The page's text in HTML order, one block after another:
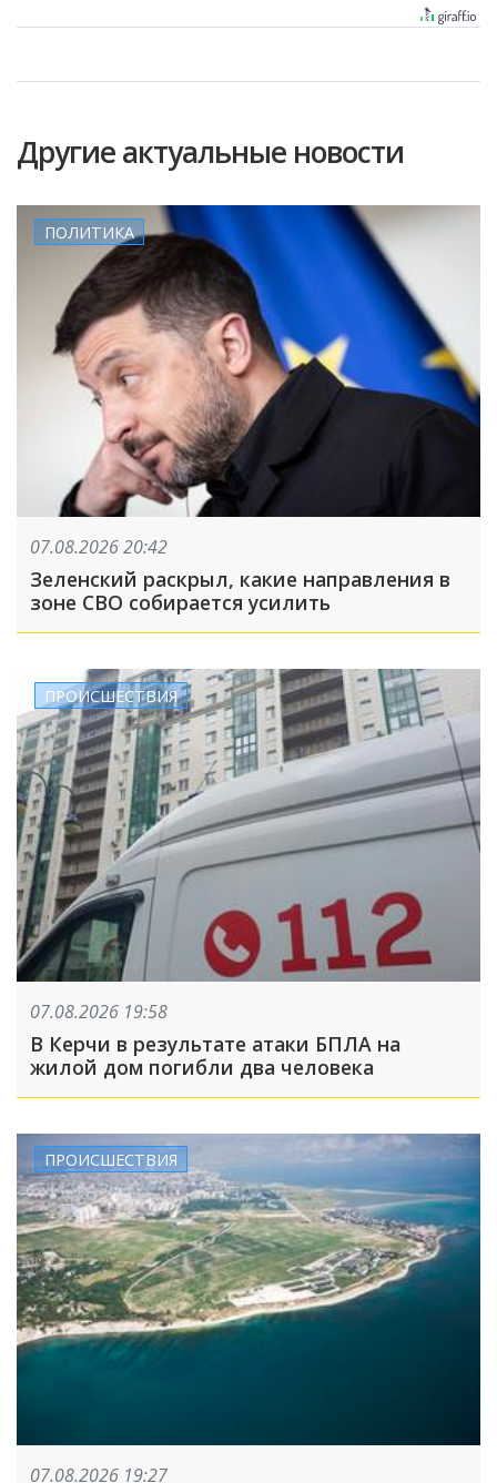
Другие актуальные новости
ПОЛИТИКА
07.08.2026 20:42
Зеленский раскрыл, какие направления в
зоне СВО собирается усилить
ПРОИСШЕСТВИЯ
07.08.2026 19:58
В Керчи в результате атаки БПЛА на
жилой дом погибли два человека
ПРОИСШЕСТВИЯ
07.08.2026 19:27